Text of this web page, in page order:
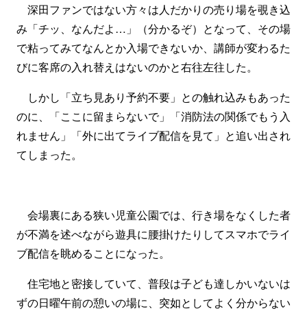
深田ファンではない方々は人だかりの売り場を覗き込
み「チッ、なんだよ…」（分かるぞ）となって、その場
で粘ってみてなんとか入場できないか、講師が変わるた
びに客席の入れ替えはないのかと右往左往した。
しかし「立ち見あり予約不要」との触れ込みもあった
のに、「ここに留まらないで」「消防法の関係でもう入
れません」「外に出てライブ配信を見て」と追い出され
てしまった。
会場裏にある狭い児童公園では、行き場をなくした者
が不満を述べながら遊具に腰掛けたりしてスマホでライ
ブ配信を眺めることになった。
住宅地と密接していて、普段は子ども達しかいないは
ずの日曜午前の憩いの場に、突如としてよく分からない